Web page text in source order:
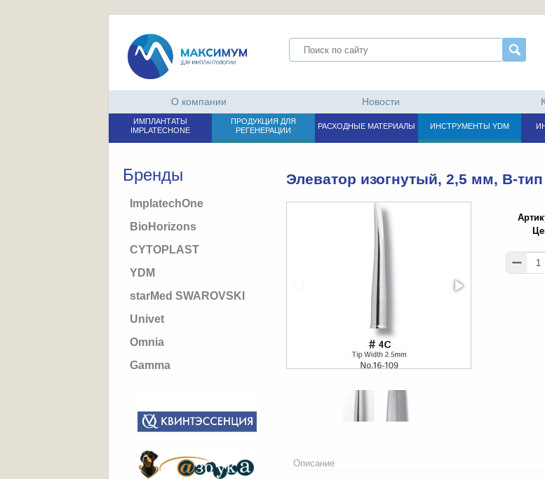
О компании Новости
ИМПЛАНТАТЫ
IMPLATECHONE
ПРОДУКЦИЯ ДЛЯ
РЕГЕНЕРАЦИИ
РАСХОДНЫЕ МАТЕРИАЛЫ ИНСТРУМЕНТЫ YDM
Бренды
ImplatechOne
BioHorizons
CYTOPLAST
YDM
starMed SWAROVSKI
Univet
Omnia
Gamma
Элеватор изогнутый, 2,5 мм, B-тип
Описание